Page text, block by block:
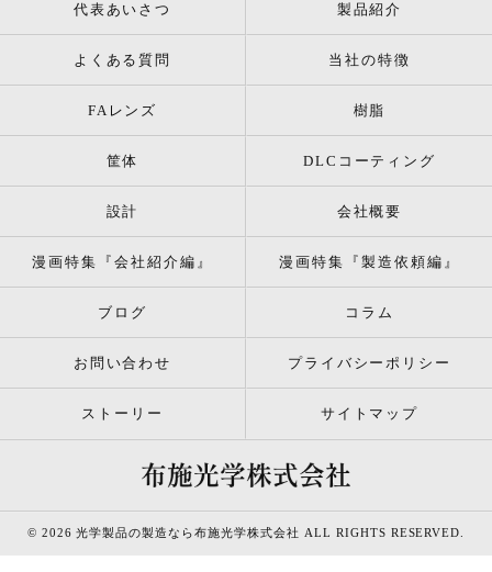
代表あいさつ 製品紹介
よくある質問 当社の特徴
FAレンズ 樹脂
筐体 DLCコーティング
設計 会社概要
漫画特集『会社紹介編』 漫画特集『製造依頼編』
ブログ コラム
お問い合わせ プライバシーポリシー
ストーリー サイトマップ
© 2026 光学製品の製造なら布施光学株式会社 ALL RIGHTS RESERVED.